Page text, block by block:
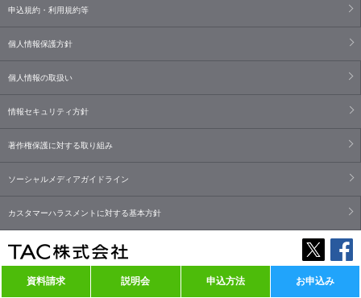
資料請求 説明会 申込方法 お申込み
申込規約・利用規約等
個人情報保護方針
個人情報の取扱い
情報セキュリティ方針
著作権保護に対する取り組み
ソーシャルメディアガイドライン
カスタマーハラスメントに対する基本方針
Copyright© TAC Co., Ltd. All Rights Reserved.